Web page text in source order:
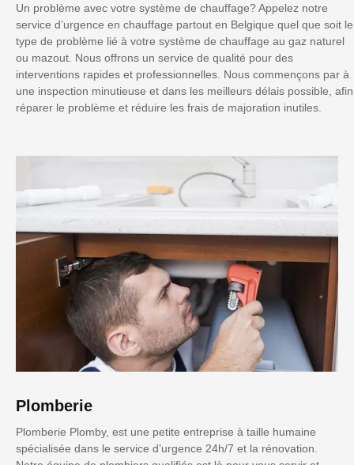
Un problème avec votre système de chauffage? Appelez notre
service d’urgence en chauffage partout en Belgique quel que soit le
type de problème lié à votre système de chauffage au gaz naturel
ou mazout. Nous offrons un service de qualité pour des
interventions rapides et professionnelles. Nous commençons par à
une inspection minutieuse et dans les meilleurs délais possible, afin
réparer le problème et réduire les frais de majoration inutiles.
Plomberie
Plomberie Plomby, est une petite entreprise à taille humaine
spécialisée dans le service d’urgence 24h/7 et la rénovation.